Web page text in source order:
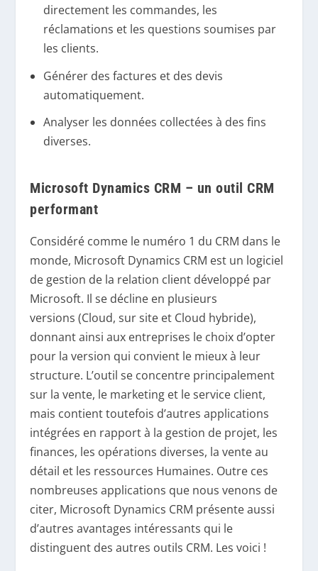
directement les commandes, les
réclamations et les questions soumises par
les clients.
Générer des factures et des devis
automatiquement.
Analyser les données collectées à des fins
diverses.
Microsoft Dynamics CRM – un outil CRM
performant
Considéré comme le numéro 1 du CRM dans le
monde, Microsoft Dynamics CRM est un logiciel
de gestion de la relation client développé par
Microsoft. Il se décline en plusieurs
versions (Cloud, sur site et Cloud hybride),
donnant ainsi aux entreprises le choix d’opter
pour la version qui convient le mieux à leur
structure. L’outil se concentre principalement
sur la vente, le marketing et le service client,
mais contient toutefois d’autres applications
intégrées en rapport à la gestion de projet, les
finances, les opérations diverses, la vente au
détail et les ressources Humaines. Outre ces
nombreuses applications que nous venons de
citer, Microsoft Dynamics CRM présente aussi
d’autres avantages intéressants qui le
distinguent des autres outils CRM. Les voici !